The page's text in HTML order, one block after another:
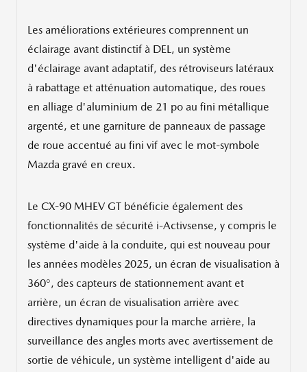
Les améliorations extérieures comprennent un
éclairage avant distinctif à DEL, un système
d'éclairage avant adaptatif, des rétroviseurs latéraux
à rabattage et atténuation automatique, des roues
en alliage d'aluminium de 21 po au fini métallique
argenté, et une garniture de panneaux de passage
de roue accentué au fini vif avec le mot-symbole
Mazda gravé en creux.
Le CX-90 MHEV GT bénéficie également des
fonctionnalités de sécurité i-Activsense, y compris le
système d'aide à la conduite, qui est nouveau pour
les années modèles 2025, un écran de visualisation à
360°, des capteurs de stationnement avant et
arrière, un écran de visualisation arrière avec
directives dynamiques pour la marche arrière, la
surveillance des angles morts avec avertissement de
sortie de véhicule, un système intelligent d'aide au